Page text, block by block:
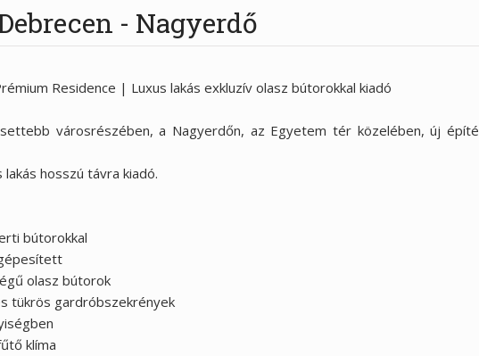
- Nagyerdő
Residence | Luxus lakás exkluzív olasz bútorokkal kiadó
városrészében, a Nagyerdőn, az Egyetem tér közelében, új
hosszú távra kiadó.
bútorokkal
olasz bútorok
tükrös gardróbszekrények
klíma